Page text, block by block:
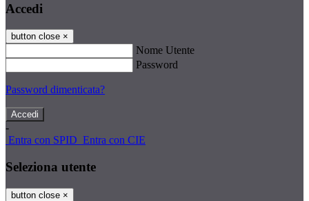
Accedi
button close ×
Nome Utente
Password
Password dimenticata?
-
Entra con SPID Entra con CIE
Seleziona utente
button close ×